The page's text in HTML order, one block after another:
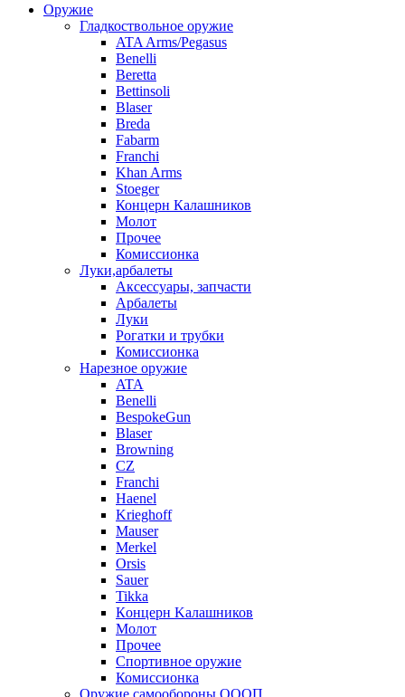
Оружие
Гладкоствольное оружие
ATA Arms/Pegasus
Benelli
Beretta
Bettinsoli
Blaser
Breda
Fabarm
Franchi
Khan Arms
Stoeger
Концерн Калашников
Молот
Прочее
Комиссионка
Луки,арбалеты
Аксессуары, запчасти
Арбалеты
Луки
Рогатки и трубки
Комиссионка
Нарезное оружие
ATA
Benelli
BespokeGun
Blaser
Browning
CZ
Franchi
Haenel
Krieghoff
Mauser
Merkel
Orsis
Sauer
Tikka
Кoнцеpн Kалашников
Молот
Прочее
Спортивное оружие
Комиссионка
Оружие самообороны ОООП